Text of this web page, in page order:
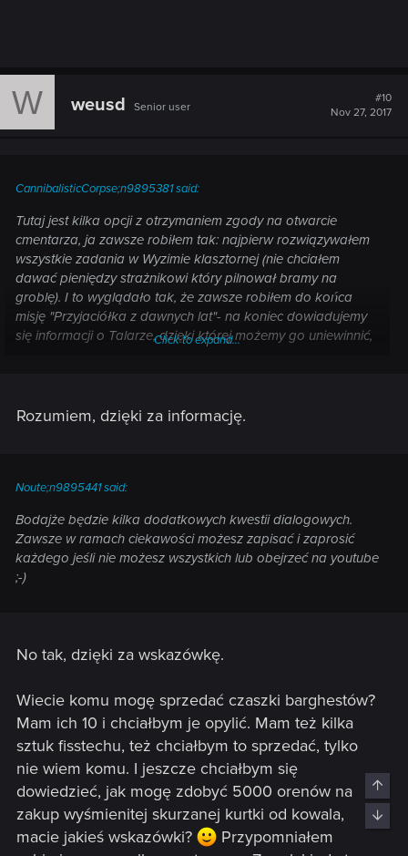
W weusd Senior user
#10
Nov 27, 2017
CannibalisticCorpse;n9895381 said:
Tutaj jest kilka opcji z otrzymaniem zgody na otwarcie
cmentarza, ja zawsze robiłem tak: najpierw rozwiązywałem
wszystkie zadania w Wyzimie klasztornej (nie chciałem
dawać pieniędzy strażnikowi który pilnował bramy na
groblę). I to wyglądało tak, że zawsze robiłem do końca
misję "Przyjaciółka z dawnych lat"- na koniec dowiadujemy
się informacji o Talarze, dzięki której możemy go uniewinnić,
wtedy jest ta sytuacja o której dyskutujemy. Możemy go
dodatkowe oreny się przydadzą. Z tego co wiem, żadnej
donosicielstwie na grobli, ów NPC znika. A co jeśli chodzi o
nasze stosunki z Vincentem? Czy będzie obrażony, czy nie, w
końcu i tak zostanie uniewinniony.
Click to expand...
Rozumiem, dzięki za informację.
Noute;n9895441 said:
Bodajże będzie kilka dodatkowych kwestii dialogowych.
Zawsze w ramach ciekawości możesz zapisać i zaprosić
każdego jeśli nie możesz wszystkich lub obejrzeć na youtube
;-)
No tak, dzięki za wskazówkę.
Wiecie komu mogę sprzedać czaszki barghestów?
Mam ich 10 i chciałbym je opylić. Mam też kilka
sztuk fisstechu, też chciałbym to sprzedać, tylko
nie wiem komu. I jeszcze chciałbym się
dowiedzieć, jak mogę zdobyć 5000 orenów na
zakup wyśmienitej skurzanej kurtki od kowala,
macie jakieś wskazówki?
Przypomniałem
Top